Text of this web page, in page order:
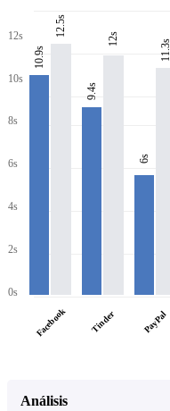
12s
10s
8s
6s
4s
2s
0s
10.9s
12.5s
Facebook
9.4s
12s
Tinder
6s
11.3s
PayPal
Análisis